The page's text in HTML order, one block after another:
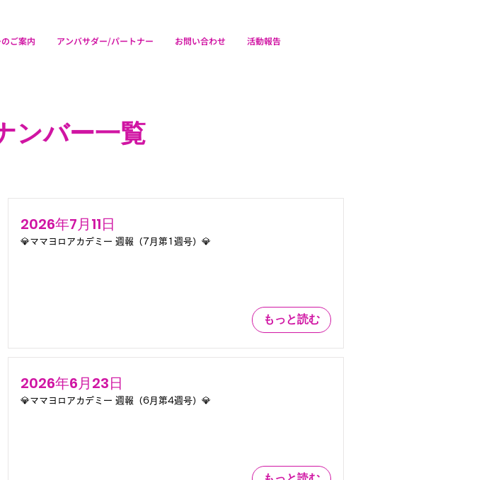
ご案内 アンバサダー/パートナー お問い合わせ 活動報告
ンバー一覧
2026年7月11日
💎ママヨロアカデミー 週報（7月第1週号）💎
もっと読む
2026年6月23日
💎ママヨロアカデミー 週報（6月第4週号）💎